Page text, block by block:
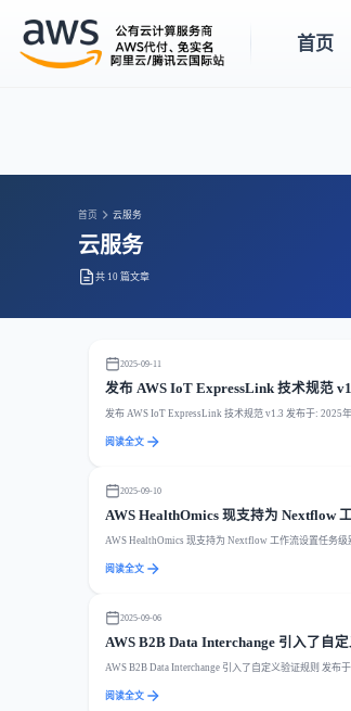
首页
首页 云服务
云服务
共 10 篇文章
2025-09-11
发布 AWS IoT ExpressLink 技术规范
发布 AWS IoT ExpressLink 技术规范 v1.3 发布于: 2025
阅读全文
2025-09-10
AWS HealthOmics 现支持为 Nextflow
AWS HealthOmics 现支持为 Nextflow 工作流设置任务级
阅读全文
2025-09-06
AWS B2B Data Interchange 引入了自
AWS B2B Data Interchange 引入了自定义验证规则 发布
阅读全文